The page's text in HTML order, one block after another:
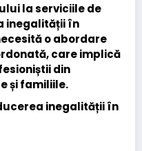
la serviciile de
inegalității în
o abordare
care implică
din
și familiile.
inegalității în